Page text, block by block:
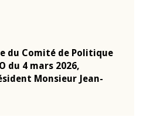
du Comité de Politique
du 4 mars 2026,
Monsieur Jean-